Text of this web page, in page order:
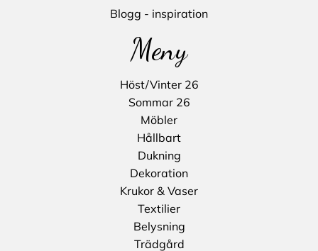
Blogg - inspiration
Meny
Höst/Vinter 26
Sommar 26
Möbler
Hållbart
Dukning
Dekoration
Krukor & Vaser
Textilier
Belysning
Trädgård